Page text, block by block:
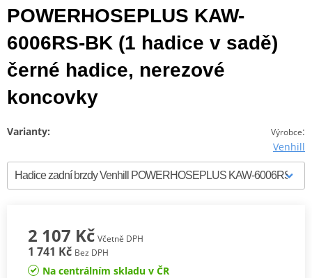
POWERHOSEPLUS KAW-
6006RS-BK (1 hadice v sadě)
černé hadice, nerezové
koncovky
Výrobce:
Venhill
Varianty:
2 107 Kč Včetně DPH
1 741 Kč Bez DPH
Na centrálním skladu v ČR